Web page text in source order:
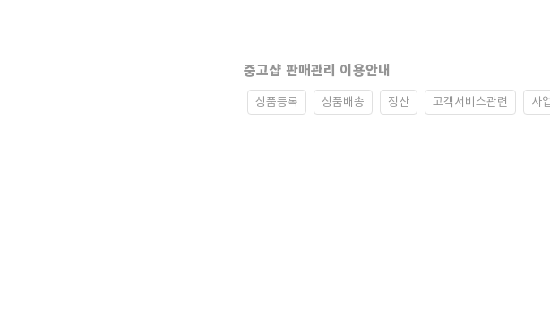
중고샵 판매관리 이용안내
상품등록 상품배송 정산 고객서비스관련 사